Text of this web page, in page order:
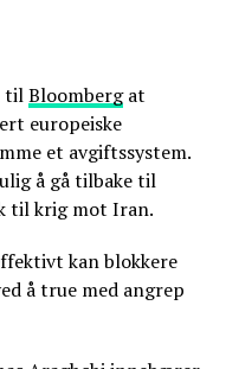
tilBloombergat
europeiske
et avgiftssystem.
å gå tilbake til
til krig mot Iran.
kan blokkere
å true med angrep